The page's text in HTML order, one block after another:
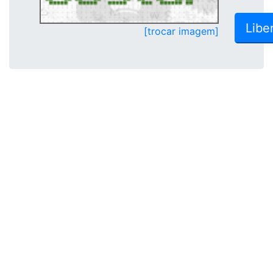
[trocar imagem]